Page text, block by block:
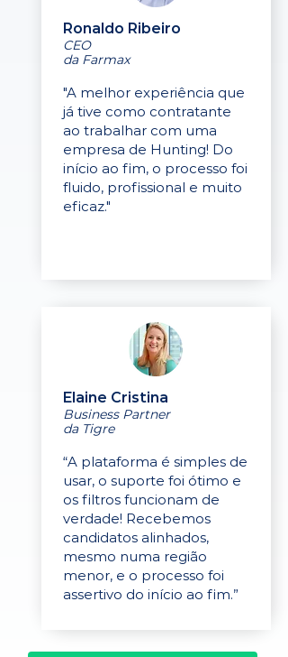
Ronaldo Ribeiro
CEO
da Farmax
"A melhor experiência que
já tive como contratante
ao trabalhar com uma
empresa de Hunting! Do
início ao fim, o processo foi
fluido, profissional e muito
eficaz."
Elaine Cristina
Business Partner
da Tigre
“A plataforma é simples de
usar, o suporte foi ótimo e
os filtros funcionam de
verdade! Recebemos
candidatos alinhados,
mesmo numa região
menor, e o processo foi
assertivo do início ao fim.”